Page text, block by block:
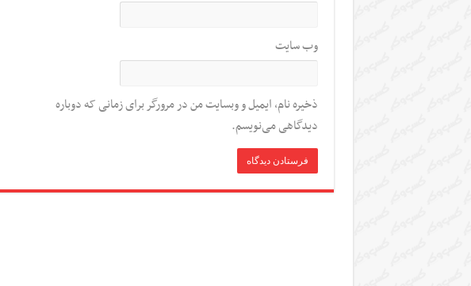
وب‌ سایت
ذخیره نام، ایمیل و وبسایت من در مرورگر برای زمانی که دوباره
دیدگاهی می‌نویسم.